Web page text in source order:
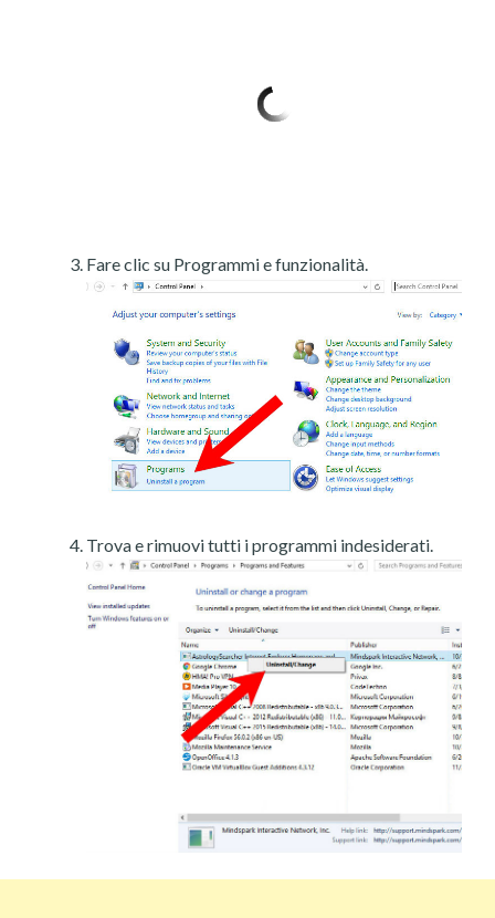
Fare clic su Programmi e funzionalità.
Trova e rimuovi tutti i programmi indesiderati.